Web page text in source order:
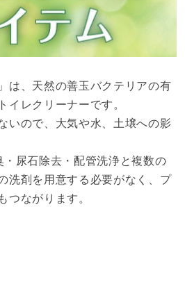
は、天然の善玉バクテリアの有
レクリーナーです。
いので、大気や水、土壌への影
尿石除去・配管洗浄と複数の
洗剤を用意する必要がなく、プ
つながります。